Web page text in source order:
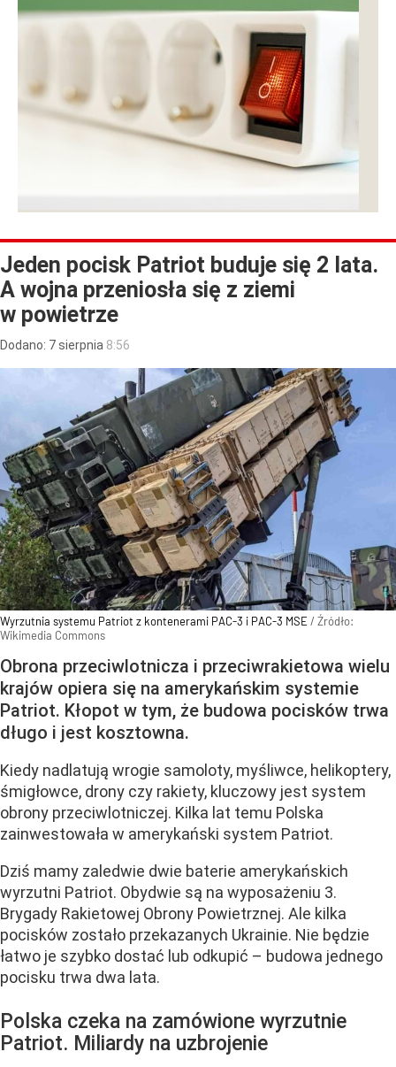
Jeden pocisk Patriot buduje się 2 lata.
A wojna przeniosła się z ziemi
w powietrze
Dodano: 7sierpnia 8:56
Wyrzutnia systemu Patriot z kontenerami PAC-3 i PAC-3 MSE / Źródło:
Wikimedia Commons
Obrona przeciwlotnicza i przeciwrakietowa wielu
krajów opiera się na amerykańskim systemie
Patriot. Kłopot w tym, że budowa pocisków trwa
długo i jest kosztowna.
Kiedy nadlatują wrogie samoloty, myśliwce, helikoptery,
śmigłowce, drony czy rakiety, kluczowy jest system
obrony przeciwlotniczej. Kilka lat temu Polska
zainwestowała w amerykański system Patriot.
Dziś mamy zaledwie dwie baterie amerykańskich
wyrzutni Patriot. Obydwie są na wyposażeniu 3.
Brygady Rakietowej Obrony Powietrznej. Ale kilka
pocisków zostało przekazanych Ukrainie. Nie będzie
łatwo je szybko dostać lub odkupić – budowa jednego
pocisku trwa dwa lata.
Polska czeka na zamówione wyrzutnie
Patriot. Miliardy na uzbrojenie